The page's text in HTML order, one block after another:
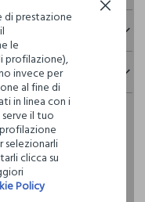
NORMALE
CON
INDICATI CON IL
a test chimico-
che abbiamo
talvolta anche più
normativa
tuo ordine online per
hai acquistato.
prestazione
le
profilazione),
invece per
al fine di
in linea con i
il tuo
clicca su
Policy
Continua senza accettare